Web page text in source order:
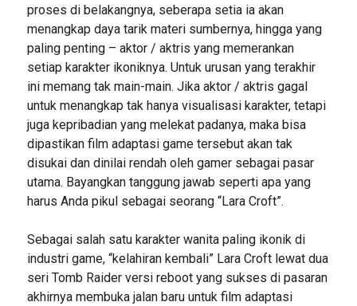
proses di belakangnya, seberapa setia ia akan
menangkap daya tarik materi sumbernya, hingga yang
paling penting – aktor / aktris yang memerankan
setiap karakter ikoniknya. Untuk urusan yang terakhir
ini memang tak main-main. Jika aktor / aktris gagal
untuk menangkap tak hanya visualisasi karakter, tetapi
juga kepribadian yang melekat padanya, maka bisa
dipastikan film adaptasi game tersebut akan tak
disukai dan dinilai rendah oleh gamer sebagai pasar
utama. Bayangkan tanggung jawab seperti apa yang
harus Anda pikul sebagai seorang “Lara Croft”.
Sebagai salah satu karakter wanita paling ikonik di
industri game, “kelahiran kembali” Lara Croft lewat dua
seri Tomb Raider versi reboot yang sukses di pasaran
akhirnya membuka jalan baru untuk film adaptasi